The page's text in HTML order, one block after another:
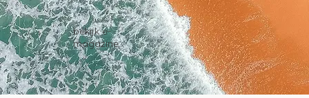
bekijk e-
magazine